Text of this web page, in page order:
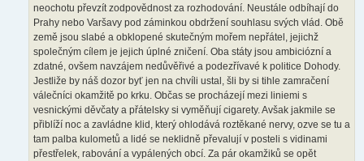
neochotu převzít zodpovědnost za rozhodování. Neustále odbíhají do
Prahy nebo Varšavy pod záminkou obdržení souhlasu svých vlád. Obě
země jsou slabé a obklopené skutečným mořem nepřátel, jejichž
společným cílem je jejich úplné zničení. Oba státy jsou ambiciózní a
zdatné, ovšem navzájem nedůvěřivé a podezřívavé k politice Dohody.
Jestliže by náš dozor byť jen na chvíli ustal, šli by si tihle zamračení
válečníci okamžitě po krku. Občas se procházejí mezi liniemi s
vesnickými děvčaty a přátelsky si vyměňují cigarety. Avšak jakmile se
přiblíží noc a zavládne klid, který ohlodává roztěkané nervy, ozve se tu a
tam palba kulometů a lidé se neklidně převalují v posteli s vidinami
přestřelek, rabování a vypálených obcí. Za pár okamžiků se opět